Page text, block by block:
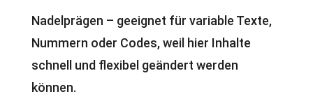
Nadelprägen – geeignet für variable Texte,
Nummern oder Codes, weil hier Inhalte
schnell und flexibel geändert werden
können.